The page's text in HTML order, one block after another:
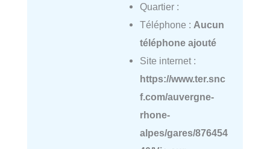
Quartier :
Téléphone : Aucun
téléphone ajouté
Site internet :
https://www.ter.snc
f.com/auvergne-
rhone-
alpes/gares/876454